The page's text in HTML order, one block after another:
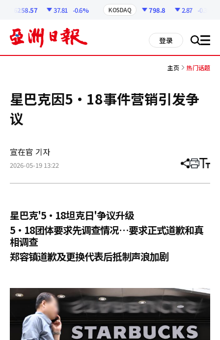
6258.57 37.81 -0.6% KOSDAQ 798.8 2.87 -0.36%
登录 搜 all
主页 热门话题
星巴克因5·18事件营销引发争
议
宣在官 기자
2026-05-19 13:22 分
章
打 调
小
星巴克'5·18坦克日'争议升级
5·18团体要求先调查情况…要求正式道歉和真
相调查
郑容镇道歉及更换代表后抵制声浪加剧